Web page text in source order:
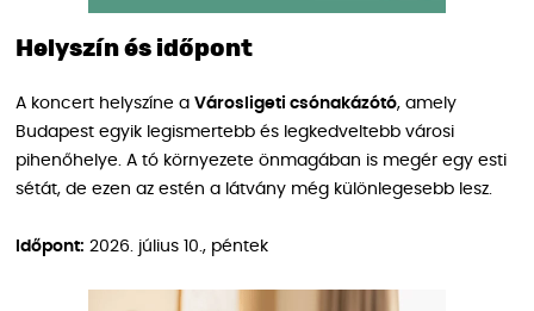
Helyszín és időpont
A koncert helyszíne a Városligeti csónakázótó, amely
Budapest egyik legismertebb és legkedveltebb városi
pihenőhelye. A tó környezete önmagában is megér egy esti
sétát, de ezen az estén a látvány még különlegesebb lesz.
Időpont: 2026. július 10., péntek